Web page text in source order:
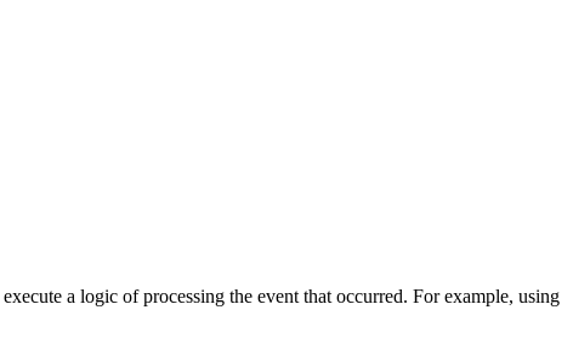
a logic of processing the event that occurred. For example, using